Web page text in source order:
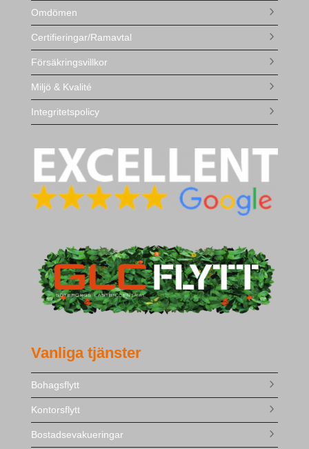
Omdömen
Certifieringar/Ramavtal
Försäkringsvillkor
Miljö & Kvalité
Integritetspolicy
Vanliga tjänster
Bohagsflytt
Kontorsflytt
Bostadsevakueringar